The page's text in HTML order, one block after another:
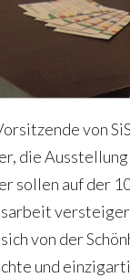
von
die Ausstellung
sollen auf der
von der
und